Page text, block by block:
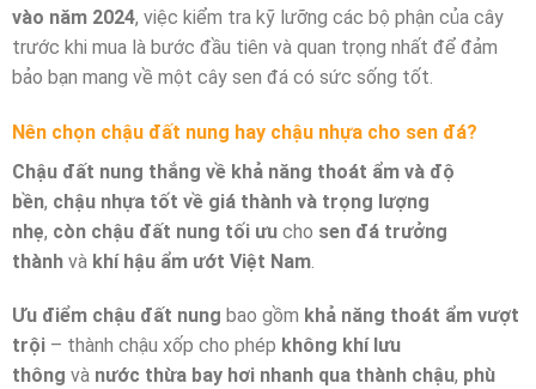
vào năm 2024, việc kiểm tra kỹ lưỡng các bộ phận của cây
trước khi mua là bước đầu tiên và quan trọng nhất để đảm
bảo bạn mang về một cây sen đá có sức sống tốt.
Nên chọn chậu đất nung hay chậu nhựa cho sen đá?
Chậu đất nung thắng về khả năng thoát ẩm và độ
bền, chậu nhựa tốt về giá thành và trọng lượng
nhẹ, còn chậu đất nung tối ưu cho sen đá trưởng
thành và khí hậu ẩm ướt Việt Nam
Ưu điểm chậu đất nung bao gồm khả năng thoát ẩm vượt
trội – thành chậu xốp cho phép không khí lưu
thông và nước thừa bay hơi nhanh qua thành chậu, phù